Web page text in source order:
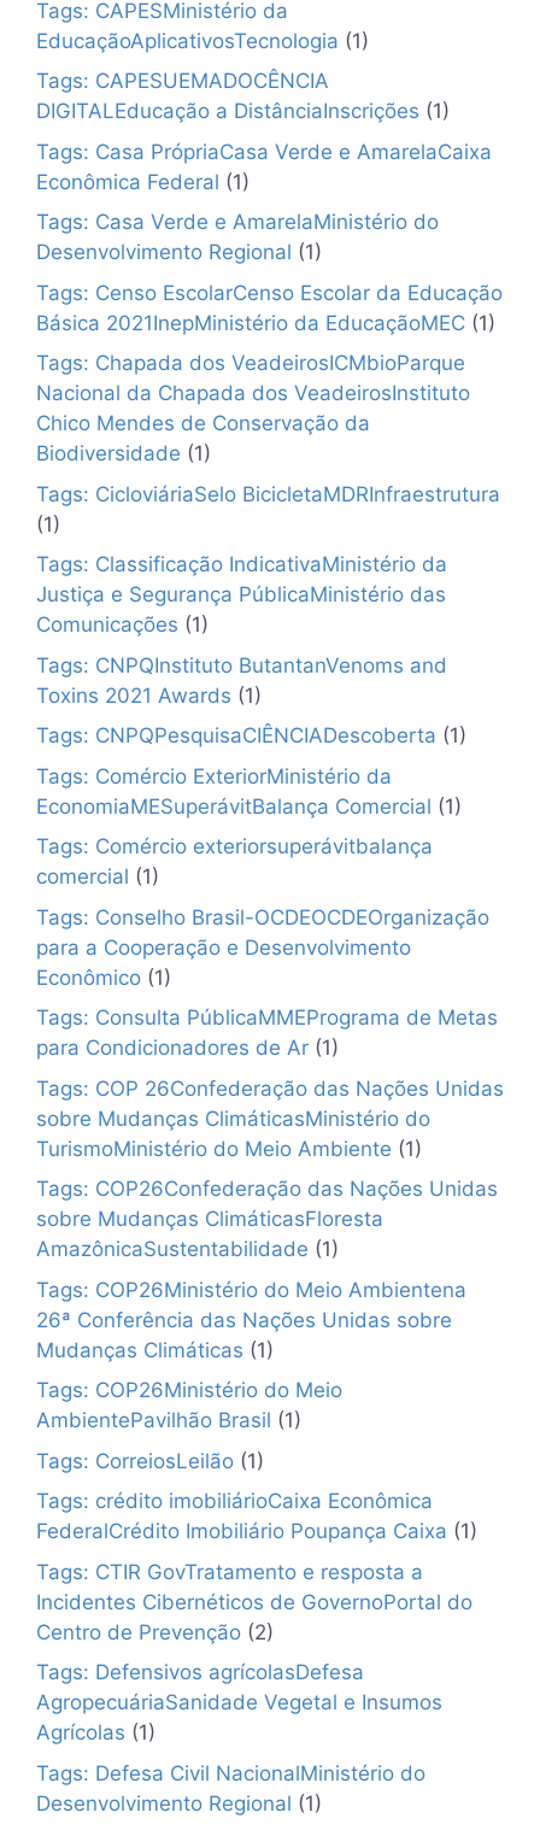
Tags: CAPESMinistério da
EducaçãoAplicativosTecnologia (1)
Tags: CAPESUEMADOCÊNCIA
DIGITALEducação a DistânciaInscrições (1)
Tags: Casa PrópriaCasa Verde e AmarelaCaixa
Econômica Federal (1)
Tags: Casa Verde e AmarelaMinistério do
Desenvolvimento Regional (1)
Tags: Censo EscolarCenso Escolar da Educação
Básica 2021InepMinistério da EducaçãoMEC (1)
Tags: Chapada dos VeadeirosICMbioParque
Nacional da Chapada dos VeadeirosInstituto
Chico Mendes de Conservação da
Biodiversidade (1)
Tags: CicloviáriaSelo BicicletaMDRInfraestrutura
(1)
Tags: Classificação IndicativaMinistério da
Justiça e Segurança PúblicaMinistério das
Comunicações (1)
Tags: CNPQInstituto ButantanVenoms and
Toxins 2021 Awards (1)
Tags: CNPQPesquisaCIÊNCIADescoberta (1)
Tags: Comércio ExteriorMinistério da
EconomiaMESuperávitBalança Comercial (1)
Tags: Comércio exteriorsuperávitbalança
comercial (1)
Tags: Conselho Brasil-OCDEOCDEOrganização
para a Cooperação e Desenvolvimento
Econômico (1)
Tags: Consulta PúblicaMMEPrograma de Metas
para Condicionadores de Ar (1)
Tags: COP 26Confederação das Nações Unidas
sobre Mudanças ClimáticasMinistério do
TurismoMinistério do Meio Ambiente (1)
Tags: COP26Confederação das Nações Unidas
sobre Mudanças ClimáticasFloresta
AmazônicaSustentabilidade (1)
Tags: COP26Ministério do Meio Ambientena
26ª Conferência das Nações Unidas sobre
Mudanças Climáticas (1)
Tags: COP26Ministério do Meio
AmbientePavilhão Brasil (1)
Tags: CorreiosLeilão (1)
Tags: crédito imobiliárioCaixa Econômica
FederalCrédito Imobiliário Poupança Caixa (1)
Tags: CTIR GovTratamento e resposta a
Incidentes Cibernéticos de GovernoPortal do
Centro de Prevenção (2)
Tags: Defensivos agrícolasDefesa
AgropecuáriaSanidade Vegetal e Insumos
Agrícolas (1)
Tags: Defesa Civil NacionalMinistério do
Desenvolvimento Regional (1)